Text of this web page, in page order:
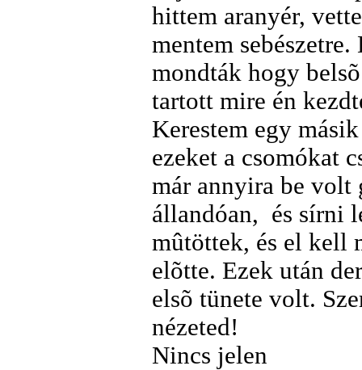
hittem aranyér,
mentem
mondták hogy
tartott mire én
Kerestem egy
ezeket a csomókat
már annyira be volt
állandóan, és sírni
mûtöttek, és el kell
elõtte. Ezek után
elsõ tünete volt.
nézeted!
Nincs jelen